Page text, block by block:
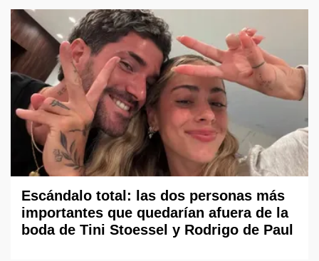
Escándalo total: las dos personas más
importantes que quedarían afuera de la
boda de Tini Stoessel y Rodrigo de Paul